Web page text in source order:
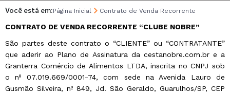
Você está em:Página Inicial Contrato de Venda Recorrente
CONTRATO DE VENDA RECORRENTE “CLUBE NOBRE”
São partes deste contrato o “CLIENTE” ou “CONTRATANTE”
que aderir ao Plano de Assinatura da cestanobre.com.br e a
Granterra Comércio de Alimentos LTDA, inscrita no CNPJ sob
o nº 07.019.669/0001-74, com sede na Avenida Lauro de
Gusmão Silveira, nº 849, Jd. São Geraldo, Guarulhos/SP, CEP